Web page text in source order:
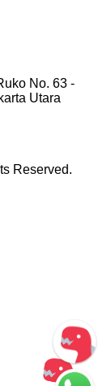
No. 63 -
Utara
Reserved.